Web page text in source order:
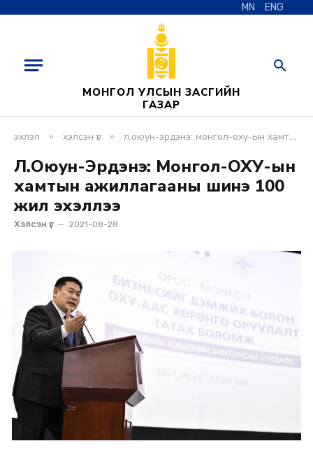
MN ENG
МОНГОЛ УЛСЫН ЗАСГИЙН
ГАЗАР
эхлэл » хэлсэн үг » л.оюун-эрдэнэ: монгол-оху-ын хамтын ажиллагааны шинэ 100 жил эхэллээ
Л.Оюун-Эрдэнэ: Монгол-ОХУ-ын
хамтын ажиллагааны шинэ 100
жил эхэллээ
Хэлсэн үг 2021-08-28